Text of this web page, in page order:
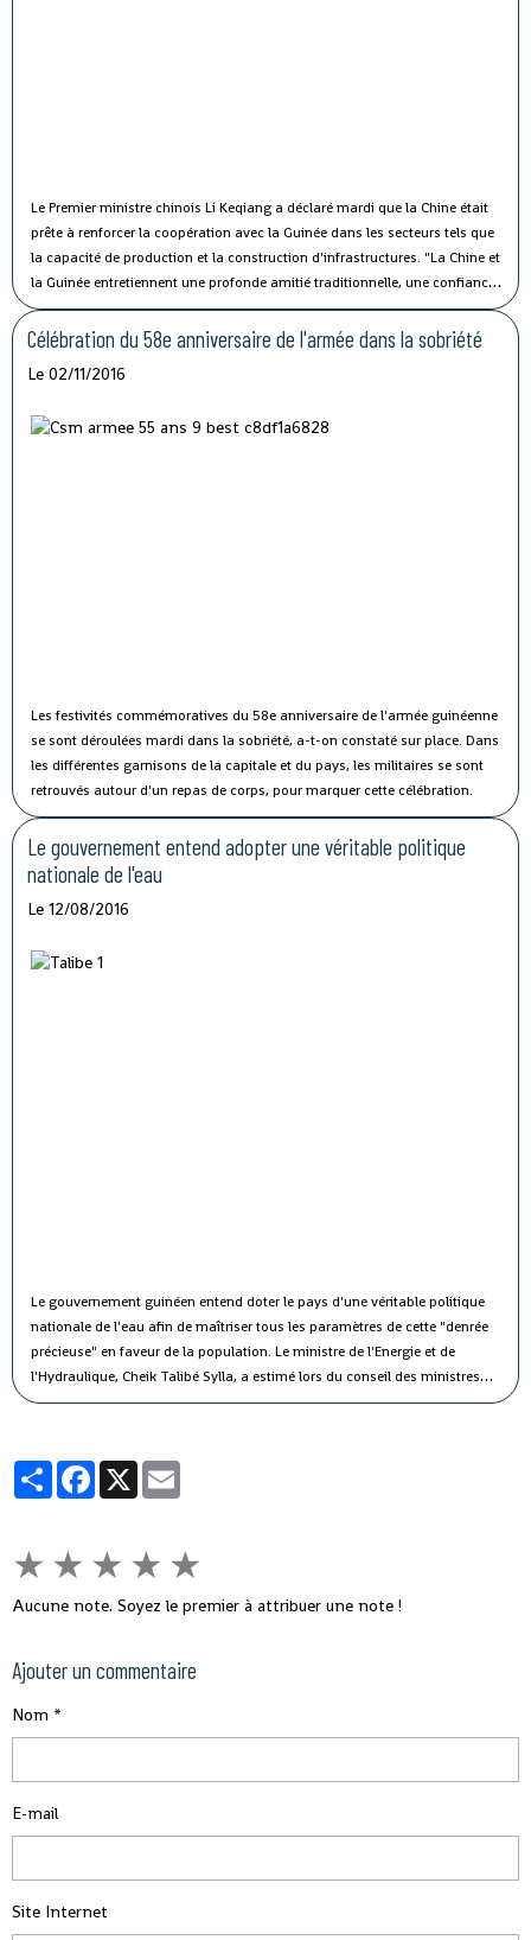
Le Premier ministre chinois Li Keqiang a déclaré mardi que la Chine était
prête à renforcer la coopération avec la Guinée dans les secteurs tels que
la capacité de production et la construction d'infrastructures. "La Chine et
la Guinée entretiennent une profonde amitié traditionnelle, une confiance
politique solide et une coopération fructueuse", a affirmé M. Li lors de sa
rencontre avec le président guinéen Alpha Condé à Beijing.
Célébration du 58e anniversaire de l'armée dans la sobriété
Le 02/11/2016
Les festivités commémoratives du 58e anniversaire de l'armée guinéenne
se sont déroulées mardi dans la sobriété, a-t-on constaté sur place. Dans
les différentes garnisons de la capitale et du pays, les militaires se sont
retrouvés autour d'un repas de corps, pour marquer cette célébration.
Le gouvernement entend adopter une véritable politique
nationale de l'eau
Le 12/08/2016
Le gouvernement guinéen entend doter le pays d'une véritable politique
nationale de l'eau afin de maîtriser tous les paramètres de cette "denrée
précieuse" en faveur de la population. Le ministre de l'Energie et de
l'Hydraulique, Cheik Talibé Sylla, a estimé lors du conseil des ministres
jeudi que le "potentiel des ressources en eau du pays est estimé à 226
PartagerFacebook
X
★ ★ ★ ★ ★
Aucune note. Soyez le premier à attribuer une note !
Ajouter un commentaire
Nom
E-mail
Site Internet